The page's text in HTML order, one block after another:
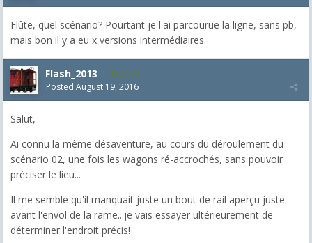
Flûte, quel scénario? Pourtant je l'ai parcourue la ligne, sans pb,
mais bon il y a eu x versions intermédiaires.
Flash_2013 2,074
Posted August 19, 2016
Salut,
Ai connu la même désaventure, au cours du déroulement du
scénario 02, une fois les wagons ré-accrochés, sans pouvoir
préciser le lieu...
Il me semble qu'il manquait juste un bout de rail aperçu juste
avant l'envol de la rame...je vais essayer ultérieurement de
déterminer l'endroit précis!